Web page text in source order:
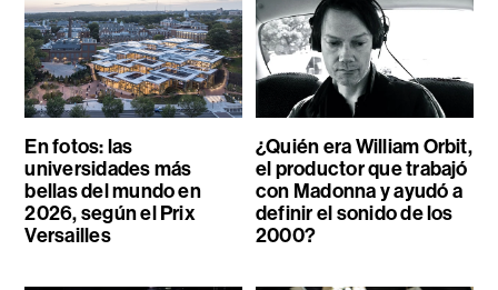
En fotos: las
universidades más
bellas del mundo en
2026, según el Prix
Versailles
¿Quién era William Orbit,
el productor que trabajó
con Madonna y ayudó a
definir el sonido de los
2000?